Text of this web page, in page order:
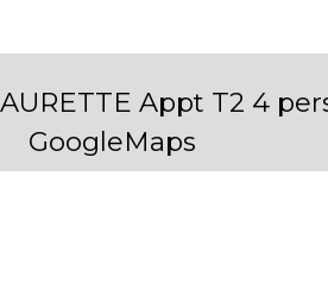
Appt T2 4
GoogleMaps